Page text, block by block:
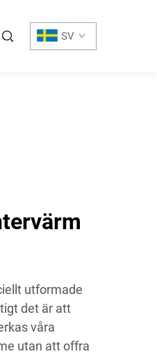
SV
utformade
det är att
våra
utan att offra